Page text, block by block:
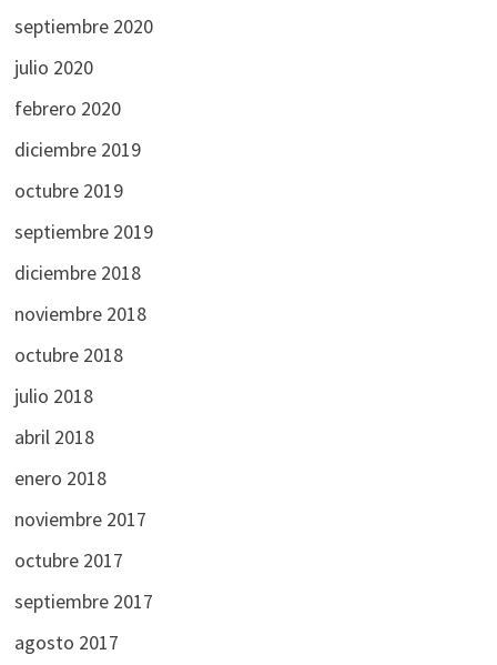
septiembre 2020
julio 2020
febrero 2020
diciembre 2019
octubre 2019
septiembre 2019
diciembre 2018
noviembre 2018
octubre 2018
julio 2018
abril 2018
enero 2018
noviembre 2017
octubre 2017
septiembre 2017
agosto 2017